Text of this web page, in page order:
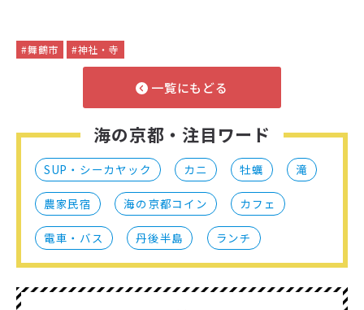
#舞鶴市 #神社・寺
一覧にもどる
海の京都・注目ワード
SUP・シーカヤック カニ 牡蠣 滝
農家民宿 海の京都コイン カフェ
電車・バス 丹後半島 ランチ